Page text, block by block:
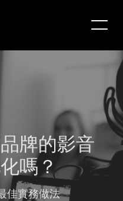
牌的影音
嗎？
佳實務做法